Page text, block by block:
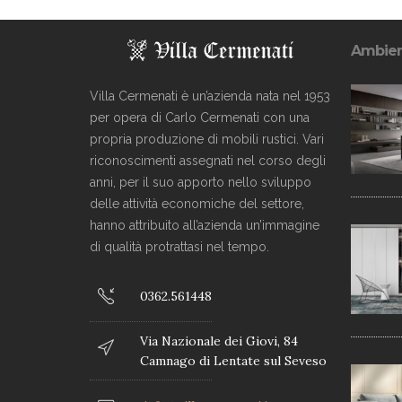
Villa Cermenati è un’azienda nata nel 1953
per opera di Carlo Cermenati con una
propria produzione di mobili rustici. Vari
riconoscimenti assegnati nel corso degli
anni, per il suo apporto nello sviluppo
delle attività economiche del settore,
hanno attribuito all’azienda un’immagine
di qualità protrattasi nel tempo.
0362.561448
Via Nazionale dei Giovi, 84
Camnago di Lentate sul Seveso